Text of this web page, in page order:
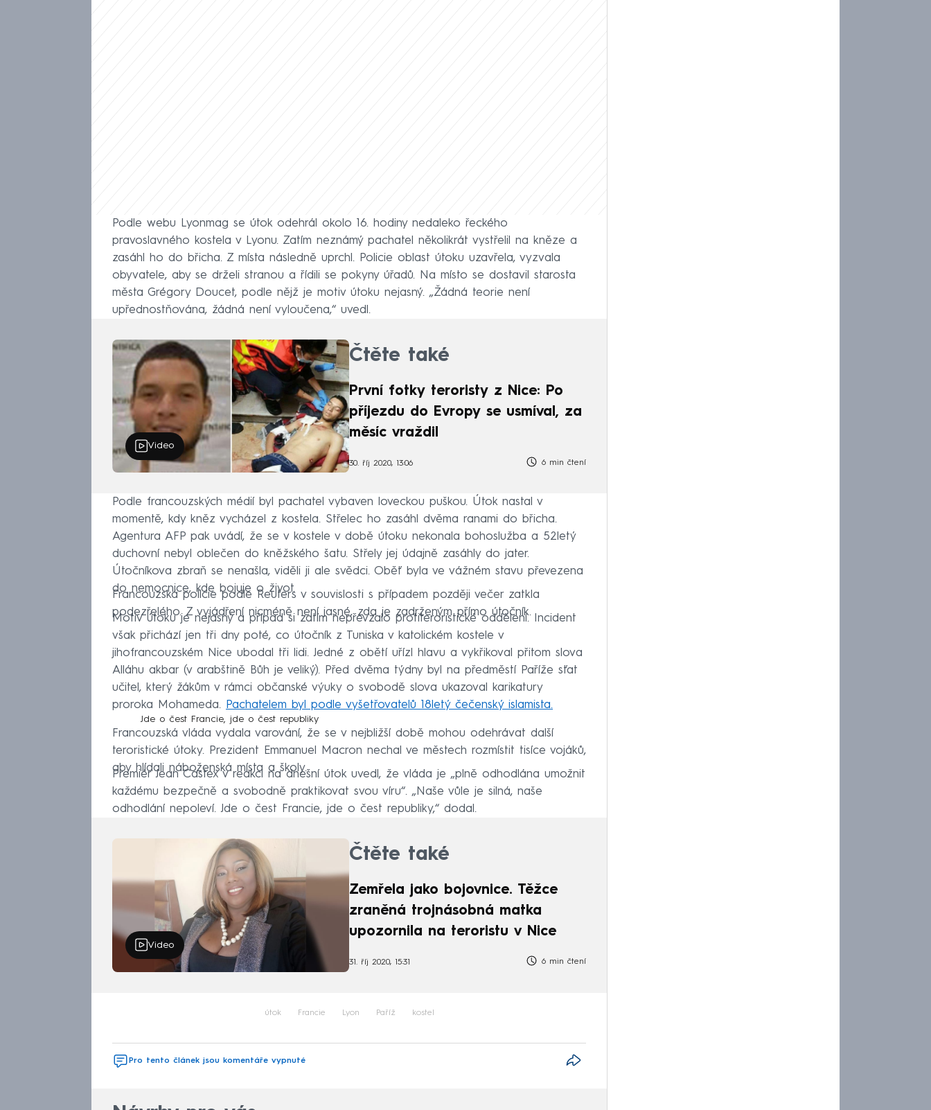
Podle webu Lyonmag se útok odehrál okolo 16. hodiny nedaleko řeckého
pravoslavného kostela v Lyonu. Zatím neznámý pachatel několikrát vystřelil na kněze a
zasáhl ho do břicha. Z místa následně uprchl. Policie oblast útoku uzavřela, vyzvala
obyvatele, aby se drželi stranou a řídili se pokyny úřadů. Na místo se dostavil starosta
města Grégory Doucet, podle nějž je motiv útoku nejasný. „Žádná teorie není
upřednostňována, žádná není vyloučena,“ uvedl.
Video
Čtěte také
První fotky teroristy z Nice: Po
příjezdu do Evropy se usmíval, za
měsíc vraždil
30. říj 2020, 13:06 6 min čtení
Podle francouzských médií byl pachatel vybaven loveckou puškou. Útok nastal v
momentě, kdy kněz vycházel z kostela. Střelec ho zasáhl dvěma ranami do břicha.
Agentura AFP pak uvádí, že se v kostele v době útoku nekonala bohoslužba a 52letý
duchovní nebyl oblečen do kněžského šatu. Střely jej údajně zasáhly do jater.
Útočníkova zbraň se nenašla, viděli ji ale svědci. Oběť byla ve vážném stavu převezena
do nemocnice, kde bojuje o život.
Francouzská policie podle Reuters v souvislosti s případem později večer zatkla
podezřelého. Z vyjádření nicméně není jasné, zda je zadrženým přímo útočník.
Motiv útoku je nejasný a případ si zatím nepřevzalo protiteroristické oddělení. Incident
však přichází jen tři dny poté, co útočník z Tuniska v katolickém kostele v
jihofrancouzském Nice ubodal tři lidi. Jedné z obětí uřízl hlavu a vykřikoval přitom slova
Alláhu akbar (v arabštině Bůh je veliký). Před dvěma týdny byl na předměstí Paříže sťat
učitel, který žákům v rámci občanské výuky o svobodě slova ukazoval karikatury
proroka Mohameda. Pachatelem byl podle vyšetřovatelů 18letý čečenský islamista.
Jde o čest Francie, jde o čest republiky
Francouzská vláda vydala varování, že se v nejbližší době mohou odehrávat další
teroristické útoky. Prezident Emmanuel Macron nechal ve městech rozmístit tisíce vojáků,
aby hlídali náboženská místa a školy.
Premiér Jean Castex v reakci na dnešní útok uvedl, že vláda je „plně odhodlána umožnit
každému bezpečně a svobodně praktikovat svou víru“. „Naše vůle je silná, naše
odhodlání nepoleví. Jde o čest Francie, jde o čest republiky,“ dodal.
Video
Čtěte také
Zemřela jako bojovnice. Těžce
zraněná trojnásobná matka
upozornila na teroristu v Nice
31. říj 2020, 15:31 6 min čtení
útok Francie Lyon Paříž kostel
Pro tento článek jsou komentáře vypnuté